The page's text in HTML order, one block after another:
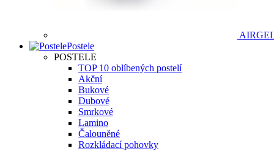
Postele
POSTELE
TOP 10 oblíbených postelí
Akční
Bukové
Dubové
Smrkové
Lamino
Čalouněné
Rozkládací pohovky